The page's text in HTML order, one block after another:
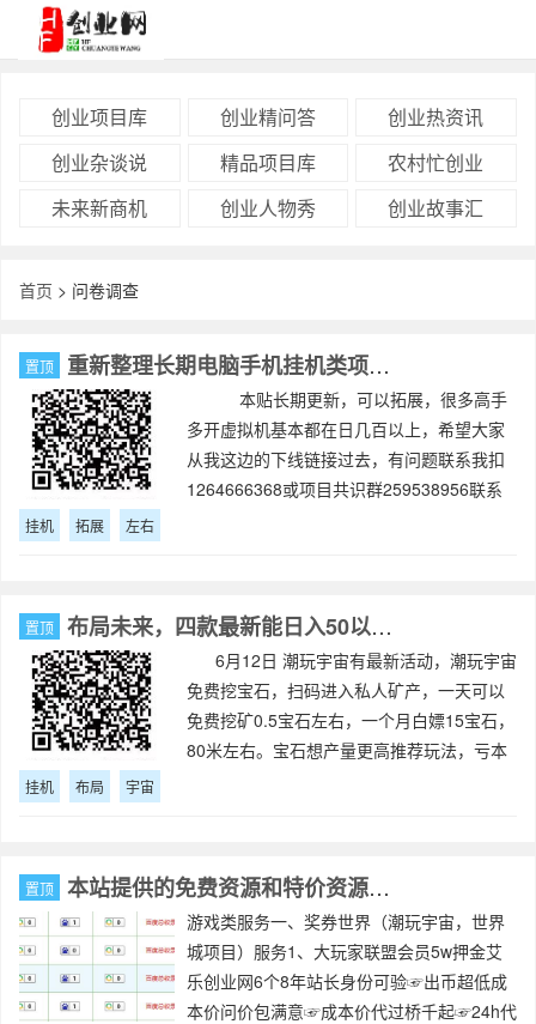
创业项目库 创业精问答
创业热资讯
创业杂谈说
精品项目库
农村忙创业
未来新商机
创业人物秀 创业故事汇
首页 > 问卷调查
置顶 重新整理长期电脑手机挂机类项目，日40元左右，可拓展
本贴长期更新，可以拓展，很多高手
多开虚拟机基本都在日几百以上，希望大家
从我这边的下线链接过去，有问题联系我扣
1264666368或项目共识群259538956联系
挂机 拓展 左右
置顶 布局未来，四款最新能日入50以上的自动挂机元宇宙小游戏
6月12日 潮玩宇宙有最新活动，潮玩宇宙
免费挖宝石，扫码进入私人矿产，一天可以
免费挖矿0.5宝石左右，一个月白嫖15宝石，
80米左右。宝石想产量更高推荐玩法，亏本
挂机 布局 宇宙
置顶 本站提供的免费资源和特价资源服务
游戏类服务一、奖券世界（潮玩宇宙，世界
城项目）服务1、大玩家联盟会员5w押金艾
乐创业网6个8年站长身份可验☞出币超低成
本价问价包满意☞成本价代过桥千起☞24h代